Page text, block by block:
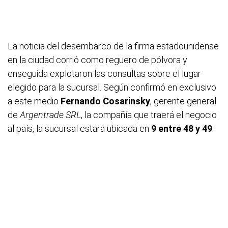
La noticia del desembarco de la firma estadounidense
en la ciudad corrió como reguero de pólvora y
enseguida explotaron las consultas sobre el lugar
elegido para la sucursal. Según confirmó en exclusivo
a este medio Fernando Cosarinsky, gerente general
de Argentrade SRL , la compañía que traerá el negocio
al país, la sucursal estará ubicada en 9 entre 48 y 49